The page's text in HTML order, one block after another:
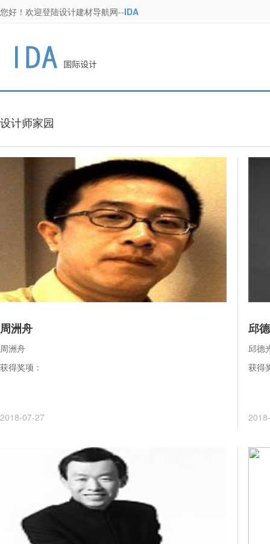
您好！欢迎登陆设计建材导航网--IDA
设计师家园
周洲舟
周洲舟
获得奖项：
2018-07-27
邱
邱德
获得